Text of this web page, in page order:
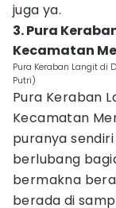
juga ya.
3. Pura
Kecamatan
Pura Keraban Langit di
Putri)
Pura Keraban
Kecamatan
puranya
berlubang
bermakna
berada di